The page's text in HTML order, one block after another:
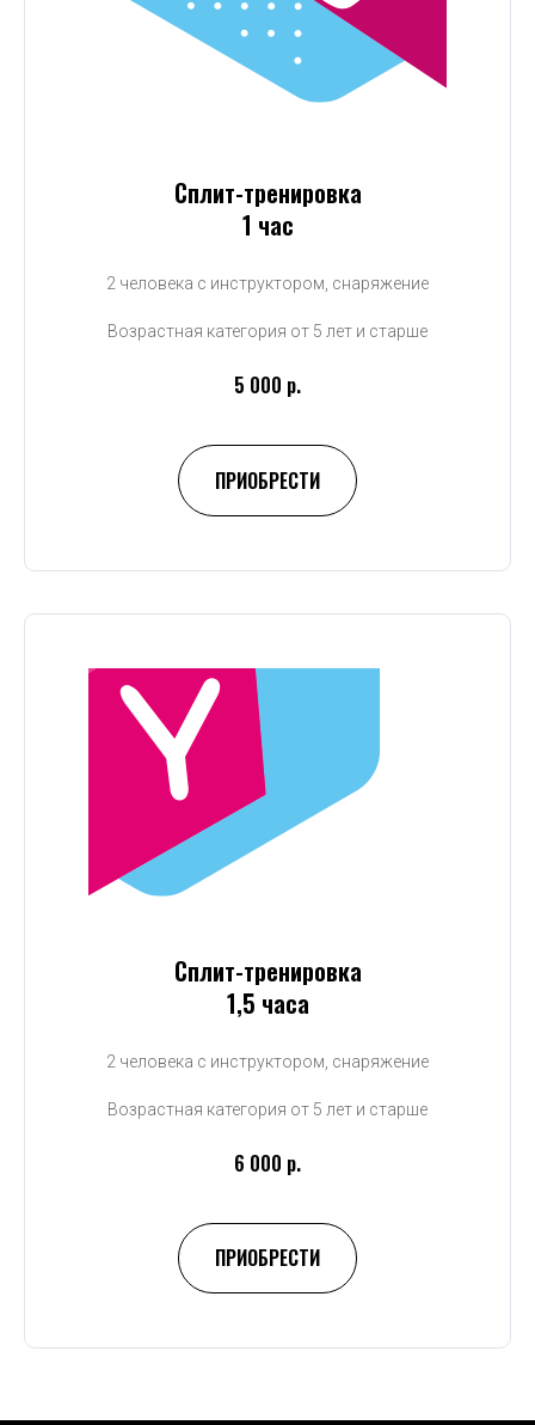
Сплит-тренировка
1 час
2 человека с инструктором, снаряжение
Возрастная категория от 5 лет и старше
5 000 р.
ПРИОБРЕСТИ
Сплит-тренировка
1,5 часа
2 человека с инструктором, снаряжение
Возрастная категория от 5 лет и старше
6 000 р.
ПРИОБРЕСТИ